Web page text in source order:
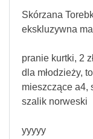
Skórzana
ekskluzywna
pranie kurtki, 2
dla młodzieży,
mieszczące a4,
szalik norweski
yyyyy